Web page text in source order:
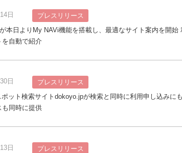
日
プレスリリース
本日よりMy NAVi機能を搭載し、最適なサイト案内を開
を自動で紹介
日
プレスリリース
ット検索サイトdokoyo.jpが検索と同時に利用申し込みに
も同時に提供
日
プレスリリース